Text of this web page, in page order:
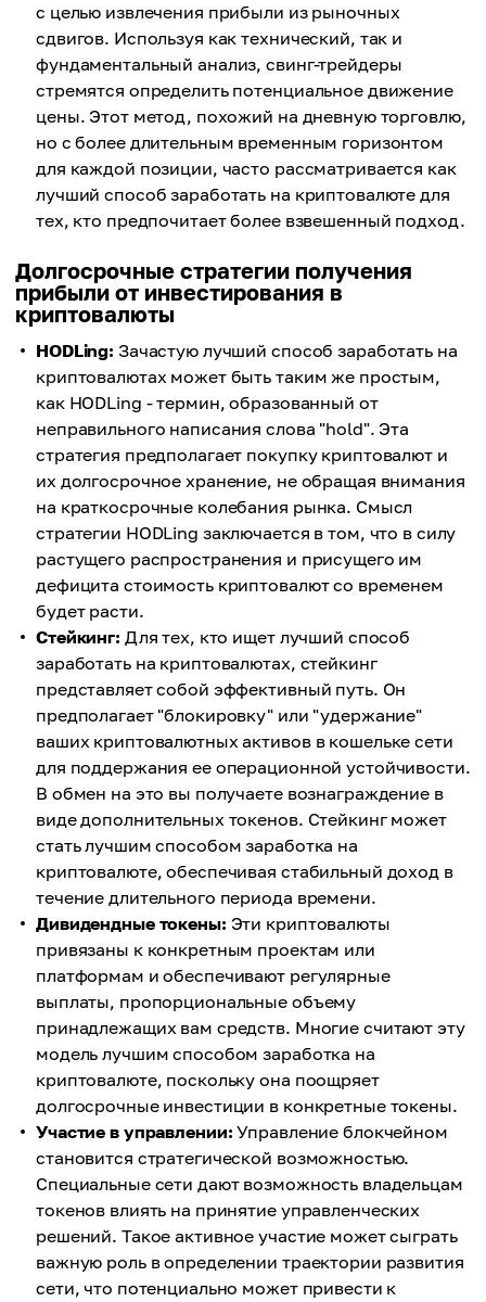
с целью извлечения прибыли из рыночных
сдвигов. Используя как технический, так и
фундаментальный анализ, свинг-трейдеры
стремятся определить потенциальное движение
цены. Этот метод, похожий на дневную торговлю,
но с более длительным временным горизонтом
для каждой позиции, часто рассматривается как
лучший способ заработать на криптовалюте для
тех, кто предпочитает более взвешенный подход.
Долгосрочные стратегии получения
прибыли от инвестирования в
криптовалюты
HODLing: Зачастую лучший способ заработать на
криптовалютах может быть таким же простым,
как HODLing - термин, образованный от
неправильного написания слова "hold". Эта
стратегия предполагает покупку криптовалют и
их долгосрочное хранение, не обращая внимания
на краткосрочные колебания рынка. Смысл
стратегии HODLing заключается в том, что в силу
растущего распространения и присущего им
дефицита стоимость криптовалют со временем
будет расти.
Стейкинг: Для тех, кто ищет лучший способ
заработать на криптовалютах, стейкинг
представляет собой эффективный путь. Он
предполагает "блокировку" или "удержание"
ваших криптовалютных активов в кошельке сети
для поддержания ее операционной устойчивости.
В обмен на это вы получаете вознаграждение в
виде дополнительных токенов. Стейкинг может
стать лучшим способом заработка на
криптовалюте, обеспечивая стабильный доход в
течение длительного периода времени.
Дивидендные токены: Эти криптовалюты
привязаны к конкретным проектам или
платформам и обеспечивают регулярные
выплаты, пропорциональные объему
принадлежащих вам средств. Многие считают эту
модель лучшим способом заработка на
криптовалюте, поскольку она поощряет
долгосрочные инвестиции в конкретные токены.
Участие в управлении: Управление блокчейном
становится стратегической возможностью.
Специальные сети дают возможность владельцам
токенов влиять на принятие управленческих
решений. Такое активное участие может сыграть
важную роль в определении траектории развития
сети, что потенциально может привести к